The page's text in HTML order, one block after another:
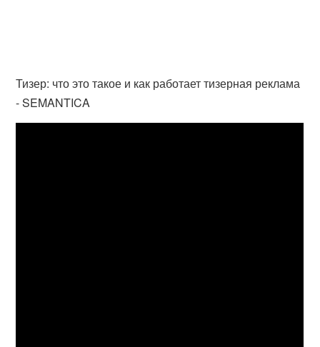
Тизер: что это такое и как работает тизерная реклама
- SEMANTICA